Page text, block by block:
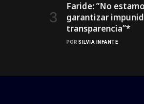
Faride: ”No
garantizar
transparencia”*
POR SILVIA INFANTE